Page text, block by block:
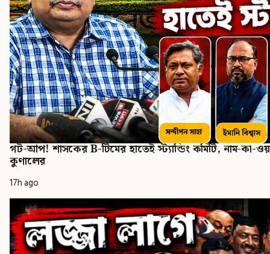
গট-আপ! শাসকের B-টিমের হাতেই স্ট্যান্ডিং কমিটি, নাম-কা-
কুণালের
17h ago